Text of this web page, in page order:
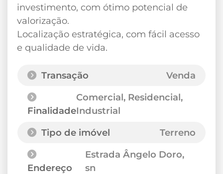
investimento, com ótimo potencial de
valorização.
Localização estratégica, com fácil acesso
e qualidade de vida.
Transação Venda
Finalidade
Comercial, Residencial,
Industrial
Tipo de imóvel
Terreno
Endereço
Estrada Ângelo Doro,
sn